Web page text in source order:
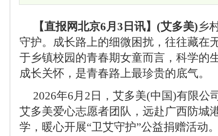
【直报网北京6月3日讯】(艾多美)乡
守护。成长路上的细微困扰，往往藏在
于乡镇校园的青春期女童而言，科学的
成长关怀，是青春路上最珍贵的底气。
2026年6月2日，艾多美(中国)有限公
艾多美爱心志愿者团队，远赴广西防城
学，暖心开展“卫艾守护”公益捐赠活动